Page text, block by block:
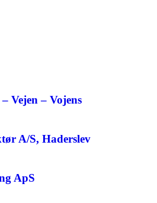
Vejen – Vojens
A/S, Haderslev
ApS